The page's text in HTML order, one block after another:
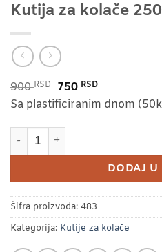
Kutija za kolače
900RSD
Originalna
cena
bila:
900 RSD.
750 RSDTrenutna
cena
Sa plastificiranim dnom
Kutija za kolače 250g (50kom)
DODAJ U
Šifra proizvoda: 483
Kategorija: Kutije za kolače